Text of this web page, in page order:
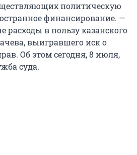
политическую
финансирование. —
расходы в пользу казанского
выигравшего иск о
Об этом сегодня, 8 июля,
суда.